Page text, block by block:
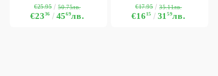
€2336 4569лв.
€25.95 50.75лв.
€1615 3159лв.
€17.95 35.11лв.